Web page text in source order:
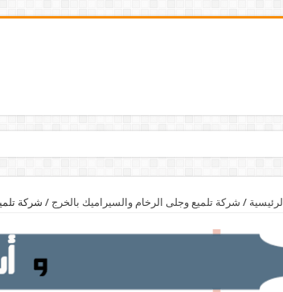
الرئيسية / شركة تلميع وجلى الرخام والسيراميك بالخرج / شركة